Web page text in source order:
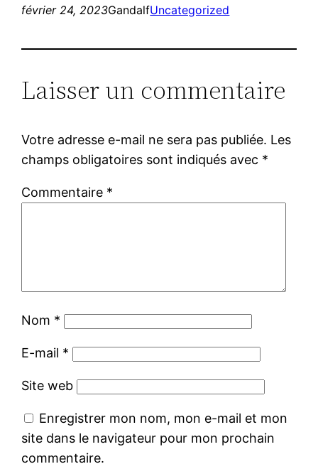
février 24, 2023GandalfUncategorized
Laisser un commentaire
Votre adresse e-mail ne sera pas publiée. Les
champs obligatoires sont indiqués avec *
Commentaire *
Nom *
E-mail *
Site web
Enregistrer mon nom, mon e-mail et mon
site dans le navigateur pour mon prochain
commentaire.